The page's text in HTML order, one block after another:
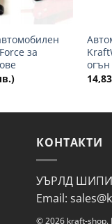
за
огън
14,83
КОНТАКТИ
УЪРЛД
Email:
© 2026 kraft-shop.